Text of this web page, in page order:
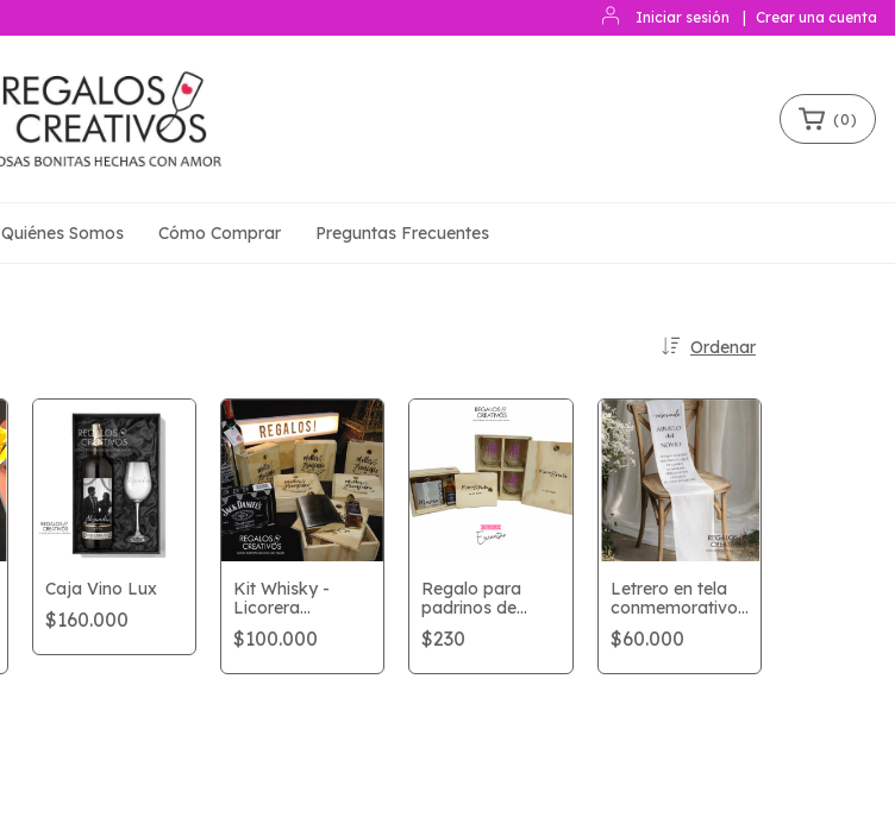
Iniciar sesión Crear una cuenta
(0)
Quiénes Somos Cómo Comprar Preguntas Frecuentes
Ordenar
Caja Vino Lux
$160.000
Kit Whisky -
Licorera
Personalizada
Padrino de Boda
$100.000
Regalo para
padrinos de
boda
$230
Letrero en tela
conmemorativo
silla de boda
$60.000